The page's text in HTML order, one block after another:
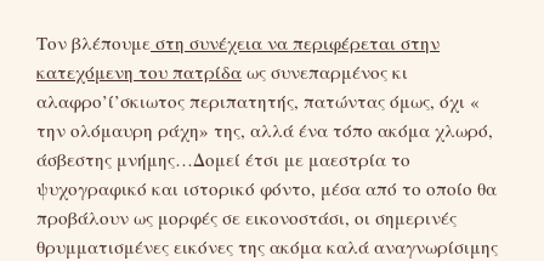
Τον βλέπουμε στη συνέχεια να περιφέρεται στην
κατεχόμενη του πατρίδα ως συνεπαρμένος κι
αλαφρο’ί’σκιωτος περιπατητής, πατώντας όμως, όχι «
την ολόμαυρη ράχη» της, αλλά ένα τόπο ακόμα χλωρό,
άσβεστης μνήμης…Δομεί έτσι με μαεστρία το
ψυχογραφικό και ιστορικό φόντο, μέσα από το οποίο θα
προβάλουν ως μορφές σε εικονοστάσι, οι σημερινές
θρυμματισμένες εικόνες της ακόμα καλά αναγνωρίσιμης